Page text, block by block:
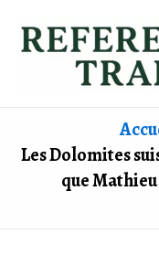
Les Dolomites
que